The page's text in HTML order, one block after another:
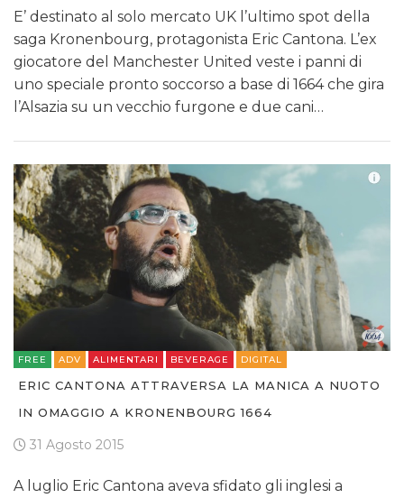
E’ destinato al solo mercato UK l’ultimo spot della
saga Kronenbourg, protagonista Eric Cantona. L’ex
giocatore del Manchester United veste i panni di
uno speciale pronto soccorso a base di 1664 che gira
l’Alsazia su un vecchio furgone e due cani…
FREE ADV ALIMENTARI BEVERAGE DIGITAL
ERIC CANTONA ATTRAVERSA LA MANICA A NUOTO
IN OMAGGIO A KRONENBOURG 1664
31 Agosto 2015
A luglio Eric Cantona aveva sfidato gli inglesi a